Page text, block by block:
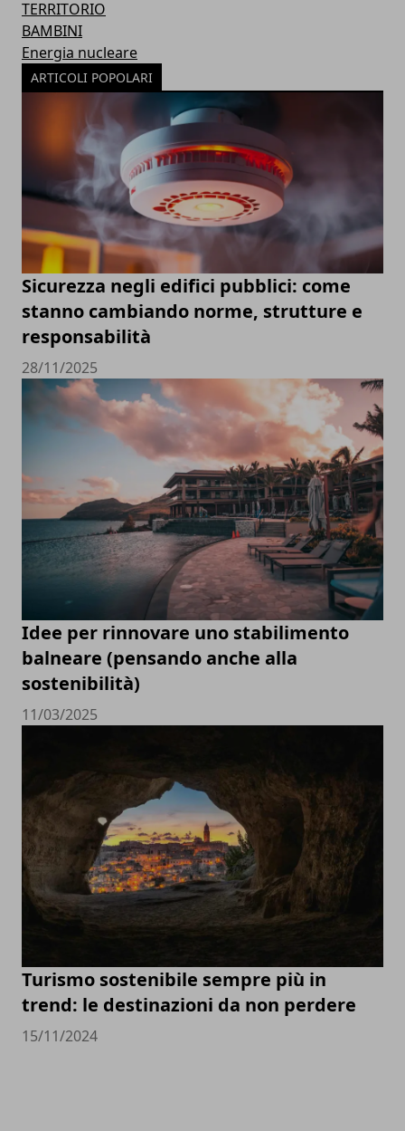
TERRITORIO
BAMBINI
Energia nucleare
ARTICOLI POPOLARI
Sicurezza negli edifici pubblici: come
stanno cambiando norme, strutture e
responsabilità
28/11/2025
Idee per rinnovare uno stabilimento
balneare (pensando anche alla
sostenibilità)
11/03/2025
Turismo sostenibile sempre più in
trend: le destinazioni da non perdere
15/11/2024